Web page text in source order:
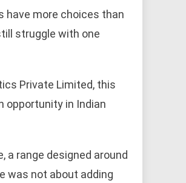
have more choices than
struggle with one
Private Limited, this
opportunity in Indian
a range designed around
was not about adding